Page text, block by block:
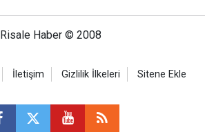
Risale Haber © 2008
İletişim Gizlilik İlkeleri Sitene Ekle